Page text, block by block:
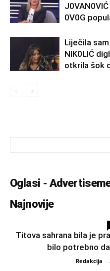
0V0G
Liječila
NlK0LlĆ
otkrila šok
Oglasi -
Najnovije
Titova sahrana bila je
bilo potrebno
Redakcija -